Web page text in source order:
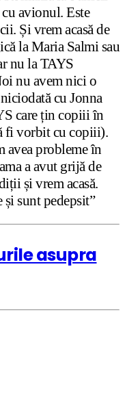
avionul. Este
Și vrem acasă de
la Maria Salmi sau
nu la TAYS
nu avem nici o
cu Jonna
care țin copiii în
fi vorbit cu copiii).
avea probleme în
a avut grijă de
și vrem acasă.
sunt pedepsit”
asupra